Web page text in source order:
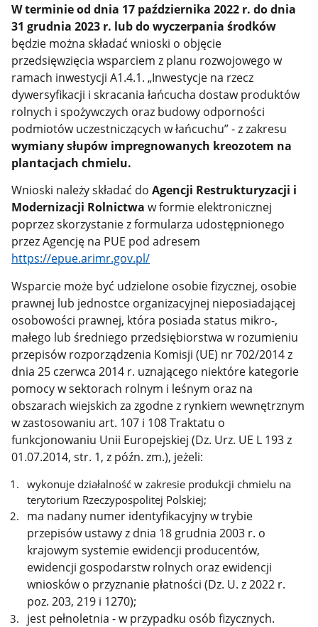
W terminie od dnia 17 października 2022 r. do dnia
31 grudnia 2023 r. lub do wyczerpania środków
będzie można składać wnioski o objęcie
przedsięwzięcia wsparciem z planu rozwojowego w
ramach inwestycji A1.4.1. „Inwestycje na rzecz
dywersyfikacji i skracania łańcucha dostaw produktów
rolnych i spożywczych oraz budowy odporności
podmiotów uczestniczących w łańcuchu” - z zakresu
wymiany słupów impregnowanych kreozotem na
plantacjach chmielu.
Wnioski należy składać doAgencji Restrukturyzacji i
Modernizacji Rolnictwa w formie elektronicznej
poprzez skorzystanie z formularza udostępnionego
przez Agencję na PUE pod adresem
https://epue.arimr.gov.pl/
Wsparcie może być udzielone osobie fizycznej, osobie
prawnej lub jednostce organizacyjnej nieposiadającej
osobowości prawnej, która posiada status mikro-,
małego lub średniego przedsiębiorstwa w rozumieniu
przepisów rozporządzenia Komisji (UE) nr 702/2014 z
dnia 25 czerwca 2014 r. uznającego niektóre kategorie
pomocy w sektorach rolnym i leśnym oraz na
obszarach wiejskich za zgodne z rynkiem wewnętrznym
w zastosowaniu art. 107 i 108 Traktatu o
funkcjonowaniu Unii Europejskiej (Dz. Urz. UE L 193 z
01.07.2014, str. 1, z późn. zm.), jeżeli:
wykonuje działalność w zakresie produkcji chmielu na
terytorium Rzeczypospolitej Polskiej;
ma nadany numer identyfikacyjny w trybie
przepisów ustawy z dnia 18 grudnia 2003 r. o
krajowym systemie ewidencji producentów,
ewidencji gospodarstw rolnych oraz ewidencji
wniosków o przyznanie płatności (Dz. U. z 2022 r.
poz. 203, 219 i 1270);
jest pełnoletnia - w przypadku osób fizycznych.